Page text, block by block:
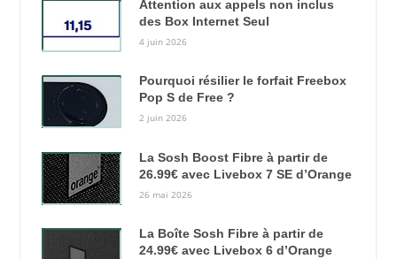
Attention aux appels non inclus
des Box Internet Seul
4 juin 2026
Pourquoi résilier le forfait Freebox
Pop S de Free ?
2 juin 2026
La Sosh Boost Fibre à partir de
26.99€ avec Livebox 7 SE d’Orange
26 mai 2026
La Boîte Sosh Fibre à partir de
24.99€ avec Livebox 6 d’Orange